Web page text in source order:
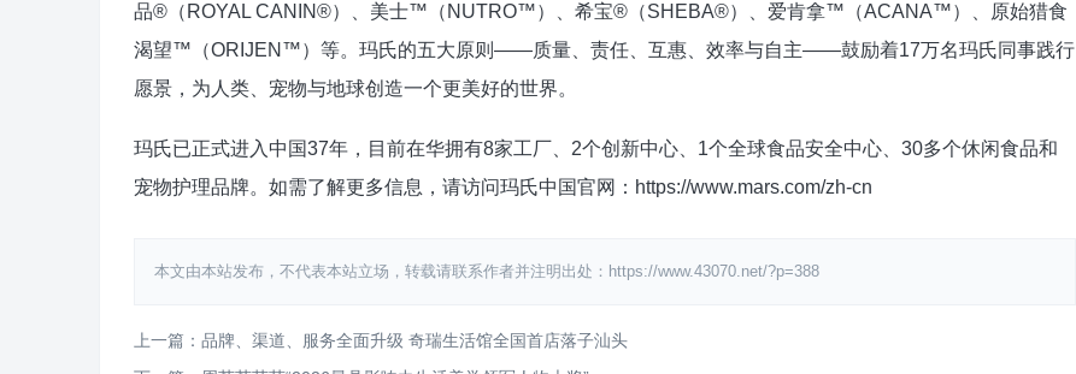
品®（ROYAL CANIN®）、美士™（NUTRO™）、希宝®（SHEBA®）、爱肯拿™（ACANA™）、原始猎食
渴望™（ORIJEN™）等。玛氏的五大原则——质量、责任、互惠、效率与自主——鼓励着17万名玛氏同事践行
愿景，为人类、宠物与地球创造一个更美好的世界。
玛氏已正式进入中国37年，目前在华拥有8家工厂、2个创新中心、1个全球食品安全中心、30多个休闲食品和
宠物护理品牌。如需了解更多信息，请访问玛氏中国官网：https://www.mars.com/zh-cn
本文由本站发布，不代表本站立场，转载请联系作者并注明出处：https://www.43070.net/?p=388
上一篇：品牌、渠道、服务全面升级 奇瑞生活馆全国首店落子汕头